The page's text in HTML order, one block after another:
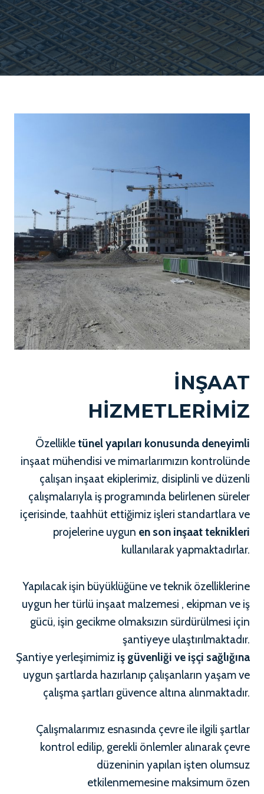
İNŞAAT
HİZMETLERİMİZ
Özellikletünel yapıları konusunda deneyimli
inşaat mühendisi ve mimarlarımızın kontrolünde
çalışan inşaat ekiplerimiz, disiplinli ve düzenli
çalışmalarıyla iş programında belirlenen süreler
içerisinde, taahhüt ettiğimiz işleri standartlara ve
projelerine uygun en son inşaat teknikleri
kullanılarak yapmaktadırlar.
Yapılacak işin büyüklüğüne ve teknik özelliklerine
uygun her türlü inşaat malzemesi , ekipman ve iş
gücü, işin gecikme olmaksızın sürdürülmesi için
şantiyeye ulaştırılmaktadır.
Şantiye yerleşimimiz iş güvenliği ve işçi sağlığına
uygun şartlarda hazırlanıp çalışanların yaşam ve
çalışma şartları güvence altına alınmaktadır.
Çalışmalarımız esnasında çevre ile ilgili şartlar
kontrol edilip, gerekli önlemler alınarak çevre
düzeninin yapılan işten olumsuz
etkilenmemesine maksimum özen